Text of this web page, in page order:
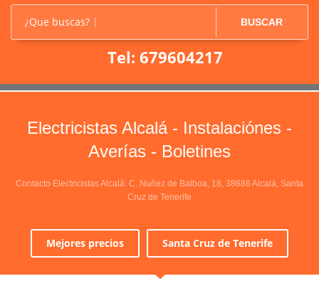
¿Que buscas? BUSCAR
Tel: 679604217
Electricistas Alcalá - Instalaciónes -
Averías - Boletines
Contacto Electricistas Alcalá: C. Nuñez de Balboa, 18, 38686 Alcalá, Santa
Cruz de Tenerife
Mejores precios Santa Cruz de Tenerife